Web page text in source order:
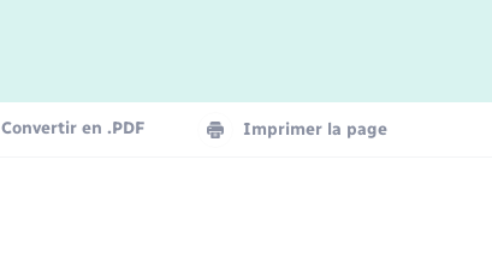
Convertir en .PDF Imprimer la page